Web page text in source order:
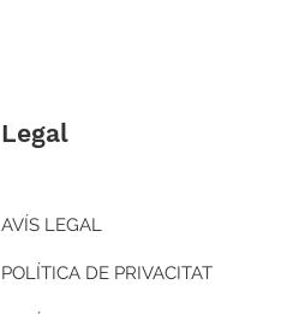
Legal
AVÍS LEGAL
POLÍTICA DE PRIVACITAT